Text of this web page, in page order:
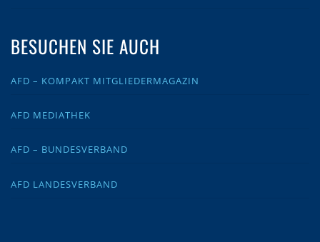
BESUCHEN SIE AUCH
AFD – KOMPAKT MITGLIEDERMAGAZIN
AFD MEDIATHEK
AFD – BUNDESVERBAND
AFD LANDESVERBAND